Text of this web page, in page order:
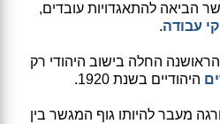
הביאה להתאגדויות עובדים,
עבודה.
החלה בישוב היהודי רק
היהודיים בשנת 1920.
מעבר להיותו גוף המגשר בין